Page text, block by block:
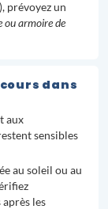
prévoyez un
ou armoire de
dans
aux
sensibles
au soleil ou au
après les